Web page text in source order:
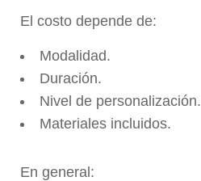
El costo depende de:
Modalidad.
Duración.
Nivel de personalización.
Materiales incluidos.
En general: